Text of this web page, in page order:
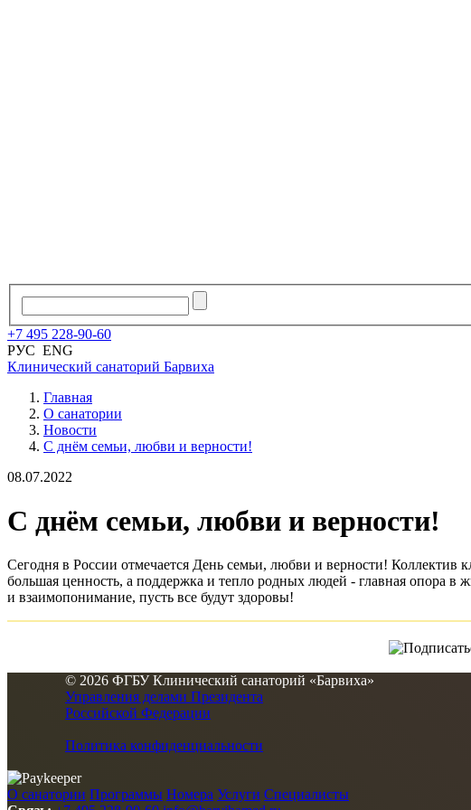
+7 495 228-90-60
РУС ENG
Клинический санаторий Барвиха
Главная
О санатории
Новости
С днём семьи, любви и верности!
08.07.2022
С днём семьи, любви и верности!
Сегодня в России отмечается День семьи, любви и верности! Коллектив
большая ценность, а поддержка и тепло родных людей - главная опора
и взаимопонимание, пусть все будут здоровы!
© 2026 ФГБУ Клинический санаторий «Барвиха»
Управления делами Президента
Российской Федерации
Политика конфиденциальности
О санатории Программы Номера Услуги Специалисты